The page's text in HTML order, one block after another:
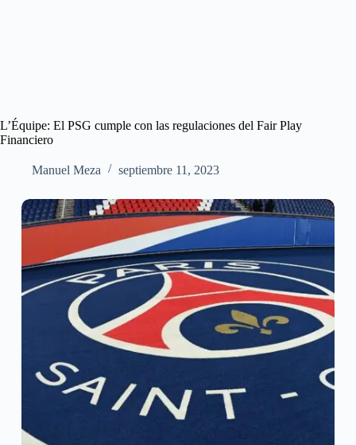
L’Équipe: El PSG cumple con las regulaciones del Fair Play
Financiero
Manuel Meza septiembre 11, 2023